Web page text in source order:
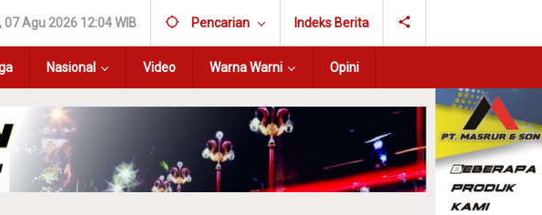
Agu 2026 12:04 WIB Pencarian Indeks Berita
Nasional Video Warna Warni Opini